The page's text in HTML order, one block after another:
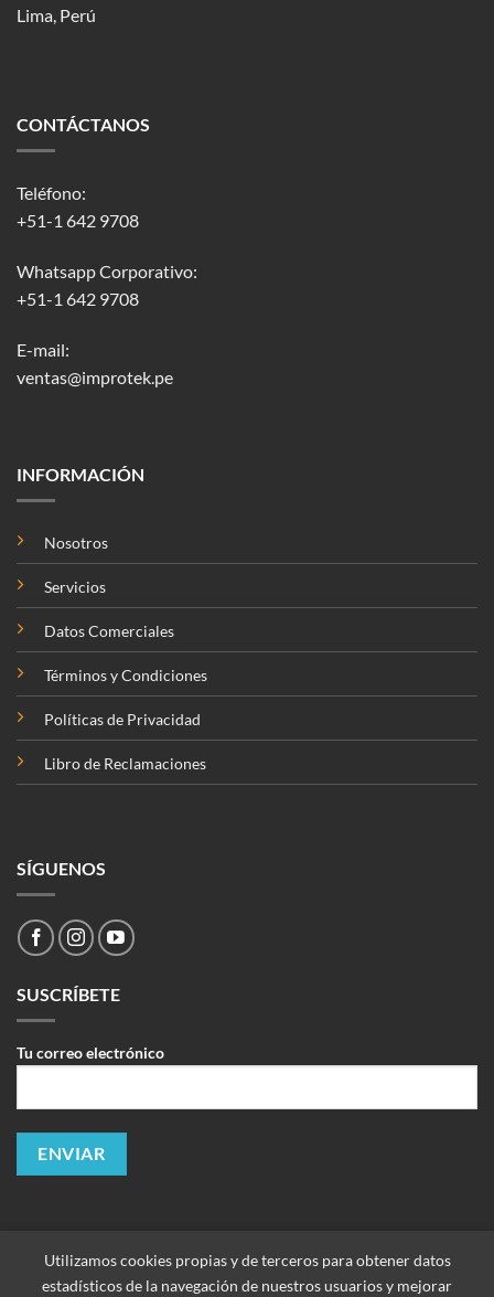
Lima, Perú
CONTÁCTANOS
Teléfono:
+51-1 642 9708
Whatsapp Corporativo:
+51-1 642 9708
E-mail:
ventas@improtek.pe
INFORMACIÓN
Nosotros
Servicios
Datos Comerciales
Términos y Condiciones
Políticas de Privacidad
Libro de Reclamaciones
SÍGUENOS
SUSCRÍBETE
Tu correo electrónico
Utilizamos cookies propias y de terceros para obtener datos
estadísticos de la navegación de nuestros usuarios y mejorar